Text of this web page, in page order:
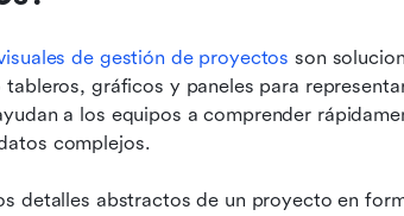
de gestión de proyectos son
gráficos y paneles para
a los equipos a comprender
complejos.
detalles abstractos de un proyecto en